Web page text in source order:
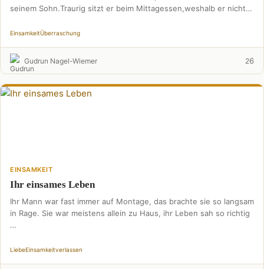
seinem Sohn.Traurig sitzt er beim Mittagessen,weshalb er nicht
EinsamkeitÜberraschung
Gudrun Nagel-Wiemer 26
EINSAMKEIT
Ihr einsames Leben
Ihr Mann war fast immer auf Montage, das brachte sie so langsam
in Rage. Sie war meistens allein zu Haus, ihr Leben sah so richtig
…
LiebeEinsamkeitverlassen